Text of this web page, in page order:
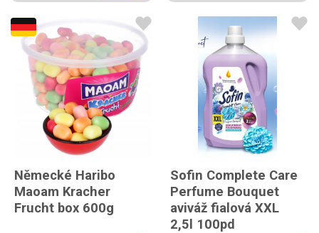
Německé Haribo
Maoam Kracher
Frucht box 600g
Sofin Complete Care
Perfume Bouquet
aviváž fialová XXL
2,5l 100pd